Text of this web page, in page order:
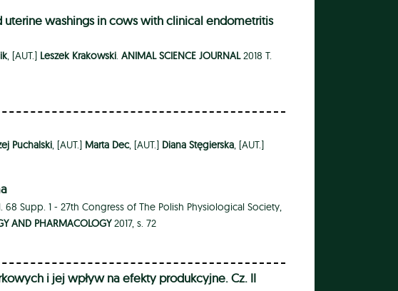
washings in cows with clinical endometritis
, [AUT.] Leszek Krakowski .ANIMAL SCIENCE JOURNAL2018 T.
Puchalski , [AUT.] Marta Dec, [AUT.] Diana Stęgierska , [AUT.]
68 Supp. 1 - 27th Congress of The Polish Physiological Society,
AND PHARMACOLOGY2017, s. 72
i jej wpływ na efekty produkcyjne. Cz. II